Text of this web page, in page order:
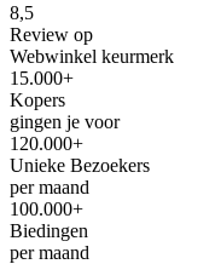
8,5
Review op
Webwinkel keurmerk
15.000+
Kopers
gingen je voor
120.000+
Unieke Bezoekers
per maand
100.000+
Biedingen
per maand